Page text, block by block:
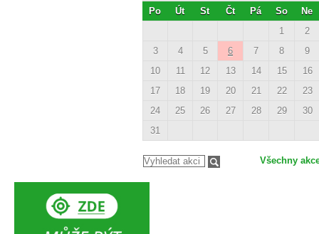
Po Út St Čt Pá So
Ne
1
2
3
4 5 6 7 8
9
10
11 12 13 14 15
16
17
18 19 20 21 22
23
24
25 26 27 28 29
30
31
Všechny